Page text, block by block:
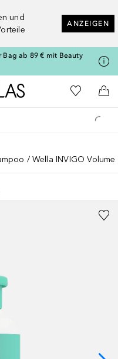
und
ANZEIGEN
Bag ab 89 € mit Beauty
Zur Douglas Startseite
Zu Meiner
Wella INVIGO